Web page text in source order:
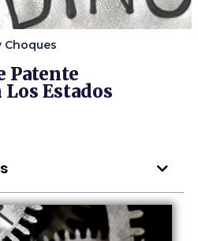
Choques
Patente
Estados